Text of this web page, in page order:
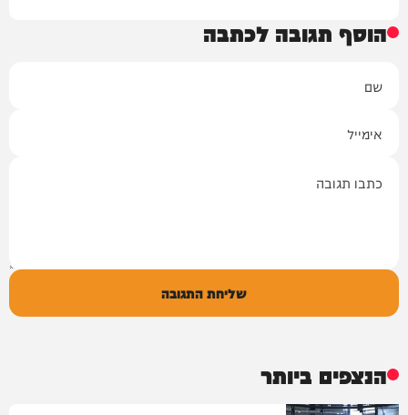
הוסף תגובה לכתבה
שליחת התגובה
הנצפים ביותר